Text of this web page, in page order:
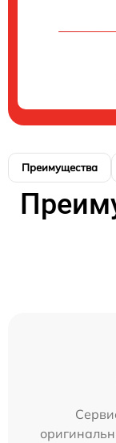
Преимущества